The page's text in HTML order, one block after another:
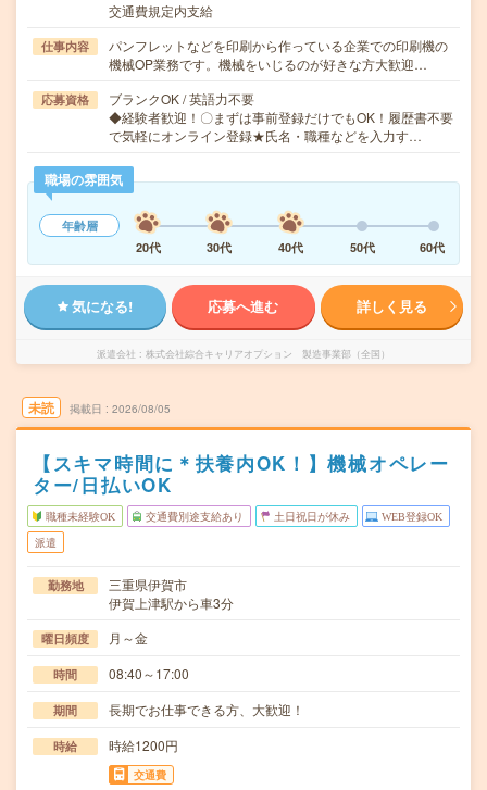
交通費規定内支給
仕事内容
パンフレットなどを印刷から作っている企業での印刷機の
機械OP業務です。機械をいじるのが好きな方大歓迎…
応募資格
ブランクOK / 英語力不要
◆経験者歓迎！〇まずは事前登録だけでもOK！履歴書不要
で気軽にオンライン登録★氏名・職種などを入力す…
職場の雰囲気
年齢層
20代
30代 40代 50代 60代
気になる! 応募へ進む 詳しく見る
派遣会社 株式会社綜合キャリアオプション 製造事業部（全国）
未読 掲載日 2026/08/05
【スキマ時間に＊扶養内OK！】機械オペレー
ター/日払いOK
職種未経験OK 交通費別途支給あり 土日祝日が休み WEB登録OK
派遣
勤務地
三重県伊賀市
伊賀上津駅から車3分
曜日頻度 月～金
時間 08:40～17:00
期間 長期でお仕事できる方、大歓迎！
時給 時給1200円
交通費